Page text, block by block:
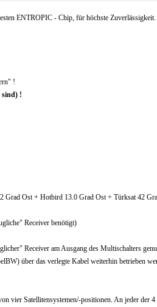
ENTROPIC - Chip, für höchste
!
sind) !
Grad Ost + Hotbird 13.0 Grad Ost + Türksat 42
Receiver benötigt)
Receiver am Ausgang des Multischalters
über das verlegte Kabel weiterhin betrieben
vier Satellitensystemen/-positionen. An jeder der